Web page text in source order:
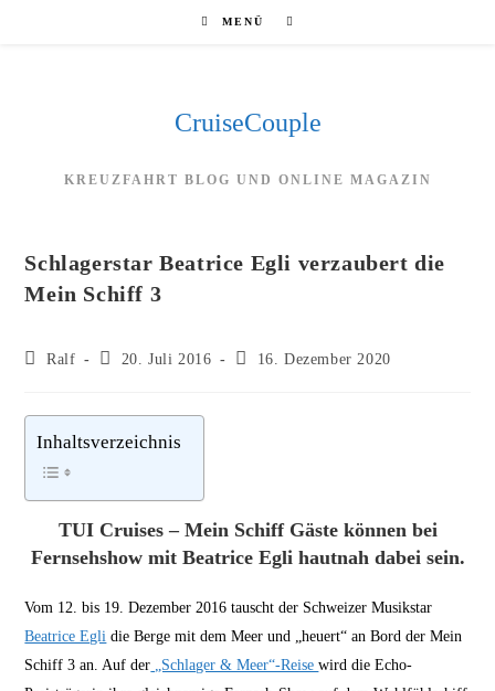
MENÜ
CruiseCouple
KREUZFAHRT BLOG UND ONLINE MAGAZIN
Schlagerstar Beatrice Egli verzaubert die
Mein Schiff 3
Beitrags-
Ralf
Beitrag
20. Juli 2016
Beitrag
16. Dezember 2020
Inhaltsverzeichnis
TUI Cruises – Mein Schiff Gäste können bei
Fernsehshow mit Beatrice Egli hautnah dabei sein.
Vom 12. bis 19. Dezember 2016 tauscht der Schweizer Musikstar
Beatrice Egli die Berge mit dem Meer und „heuert“ an Bord der Mein
Schiff 3 an. Auf der „Schlager & Meer“-Reisewird die Echo-